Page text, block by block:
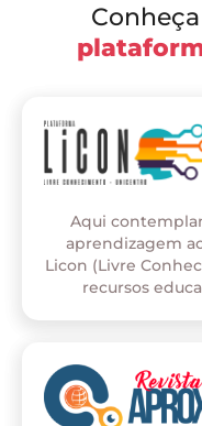
Aqui
aprendizagem
Licon (Livre
recursos